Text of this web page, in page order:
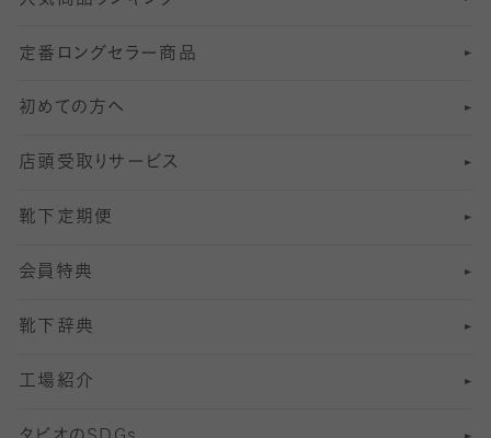
7 分丈 レギンス
8 分丈 レギンス
10分丈 レギンス
12分丈レギンス
13分丈レギンス
スーツカジュアルソックス・靴下
ロングホーズ
サッカー・フットサル用ソックス
ヨガソックス・靴下
スポーツ用レッグウォーマー
SSサイズ（21～23cm）
Sサイズ（22～25cm）
Mサイズ（25～27cm）
Lサイズ（27～29cm）
加圧・着圧ソックス
冷えとり靴下
着圧・加圧タイツ
むくみ対策
足の疲れ対策
足の臭い対策
冷え対策
定番ロングセラー商品
初めての方へ
店頭受取りサービス
靴下定期便
会員特典
靴下辞典
工場紹介